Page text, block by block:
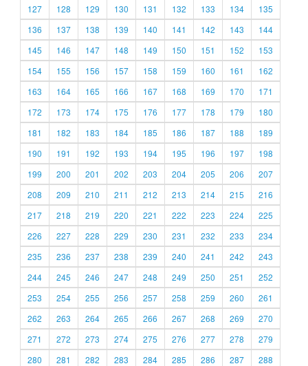
127
128 129 130 131 132 133 134
135
136
137 138 139 140 141 142 143
144
145
146 147 148 149 150 151 152
153
154
155 156 157 158 159 160 161
162
163
164 165 166 167 168 169 170
171
172
173 174 175 176 177 178 179
180
181
182 183 184 185 186 187 188
189
190
191 192 193 194 195 196 197
198
199
200 201 202 203 204 205 206
207
208
209 210 211 212 213 214 215
216
217
218 219 220 221 222 223 224
225
226
227 228 229 230 231 232 233
234
235
236 237 238 239 240 241 242
243
244
245 246 247 248 249 250 251
252
253
254 255 256 257 258 259 260
261
262
263 264 265 266 267 268 269
270
271
272 273 274 275 276 277 278
279
280
281 282 283 284 285 286 287
288